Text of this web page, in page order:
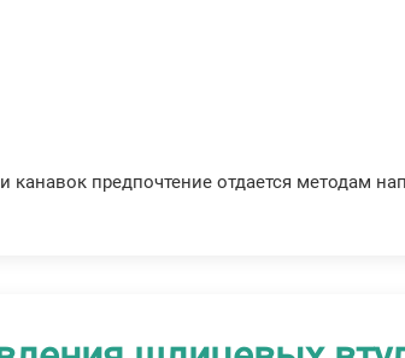
предпочтение отдается методам